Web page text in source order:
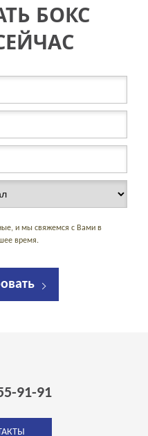
БОКС
и мы свяжемся с Вами в
время.
91-91